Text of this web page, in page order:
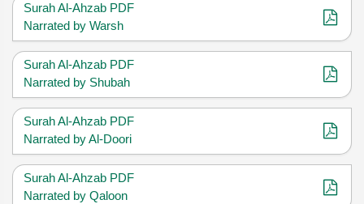
Surah Al-Ahzab PDF
Narrated by Warsh
Surah Al-Ahzab PDF
Narrated by Shubah
Surah Al-Ahzab PDF
Narrated by Al-Doori
Surah Al-Ahzab PDF
Narrated by Qaloon